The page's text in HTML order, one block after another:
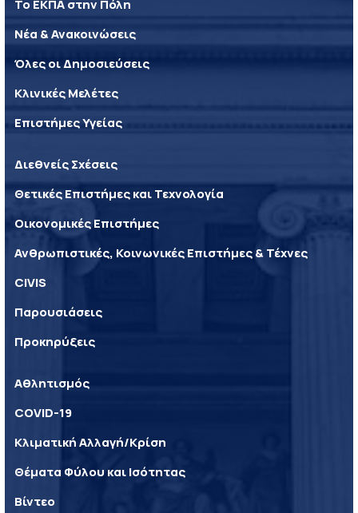
Το ΕΚΠΑ στην Πόλη
Νέα & Ανακοινώσεις
Όλες οι Δημοσιεύσεις
Κλινικές Μελέτες
Επιστήμες Υγείας
Διεθνείς Σχέσεις
Θετικές Επιστήμες και Τεχνολογία
Οικονομικές Επιστήμες
Ανθρωπιστικές, Κοινωνικές Επιστήμες & Τέχνες
CIVIS
Παρουσιάσεις
Προκηρύξεις
Αθλητισμός
COVID-19
Κλιματική Αλλαγή/Κρίση
Θέματα Φύλου και Ισότητας
Βίντεο